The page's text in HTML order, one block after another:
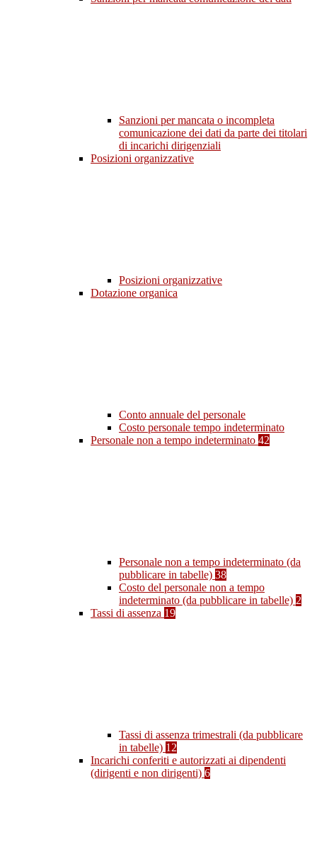
Sanzioni per mancata o incompleta
comunicazione dei dati da parte dei titolari
di incarichi dirigenziali
Posizioni organizzative
Posizioni organizzative
Dotazione organica
Conto annuale del personale
Costo personale tempo indeterminato
Personale non a tempo indeterminato 42
Personale non a tempo indeterminato (da
pubblicare in tabelle) 38
Costo del personale non a tempo
indeterminato (da pubblicare in tabelle) 2
Tassi di assenza 19
Tassi di assenza trimestrali (da pubblicare
in tabelle) 12
Incarichi conferiti e autorizzati ai dipendenti
(dirigenti e non dirigenti) 6